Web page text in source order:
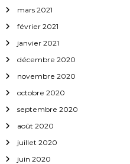
mars 2021
février 2021
janvier 2021
décembre 2020
novembre 2020
octobre 2020
septembre 2020
août 2020
juillet 2020
juin 2020